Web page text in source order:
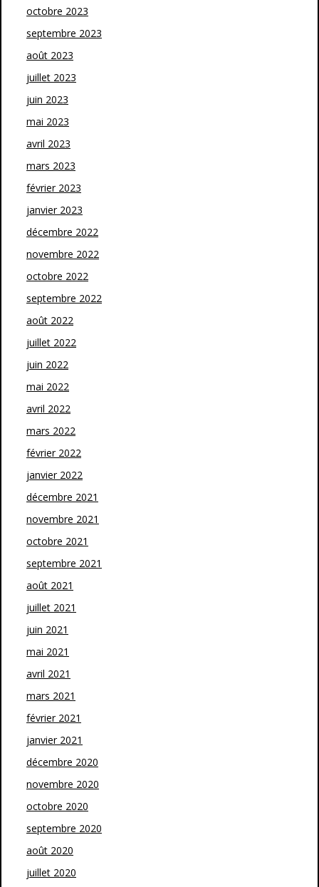
octobre 2023
septembre 2023
août 2023
juillet 2023
juin 2023
mai 2023
avril 2023
mars 2023
février 2023
janvier 2023
décembre 2022
novembre 2022
octobre 2022
septembre 2022
août 2022
juillet 2022
juin 2022
mai 2022
avril 2022
mars 2022
février 2022
janvier 2022
décembre 2021
novembre 2021
octobre 2021
septembre 2021
août 2021
juillet 2021
juin 2021
mai 2021
avril 2021
mars 2021
février 2021
janvier 2021
décembre 2020
novembre 2020
octobre 2020
septembre 2020
août 2020
juillet 2020